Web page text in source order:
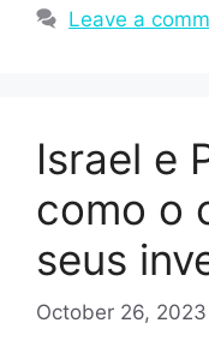
Leave a
Israel e
como o
seus
October 26, 2023